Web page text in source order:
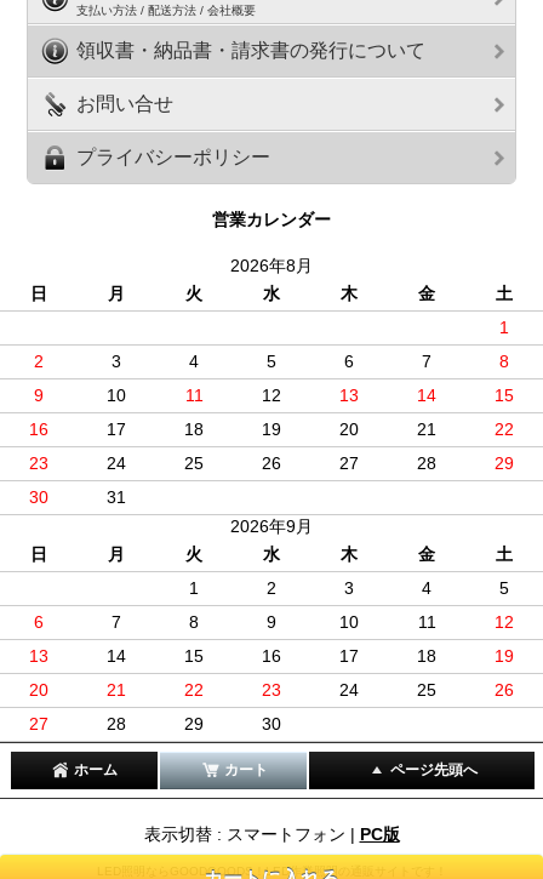
支払い方法 / 配送方法 / 会社概要
領収書・納品書・請求書の発行について
お問い合せ
プライバシーポリシー
営業カレンダー
2026年8月
日
月 火 水 木 金
土
1
2
3 4 5 6 7
8
9
10 11 12 13 14
15
16
17 18 19 20 21
22
23
24 25 26 27 28
29
30
31
2026年9月
日
月 火 水 木 金
土
1
2 3 4
5
6
7 8 9 10 11
12
13
14 15 16 17 18
19
20
21 22 23 24 25
26
27
28 29 30
ホーム カート ページ先頭へ
表示切替 : スマートフォン | PC版
LED照明ならGOODGOODS！LED作業照明の通販サイトです！